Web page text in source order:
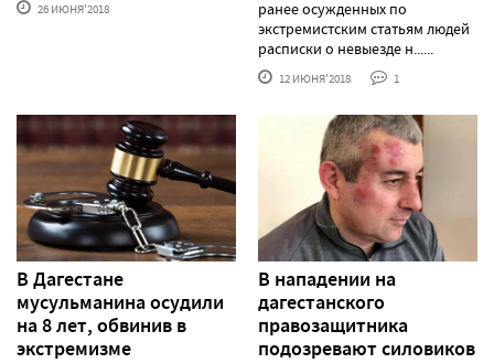
26 ИЮНЯ'2018
ранее осужденных по
экстремистским статьям людей
расписки о невыезде н......
12 ИЮНЯ'2018 1
В Дагестане
мусульманина осудили
на 8 лет, обвинив в
экстремизме
В нападении на
дагестанского
правозащитника
подозревают силовиков